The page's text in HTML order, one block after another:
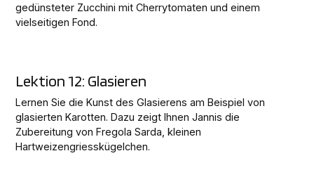
gedünsteter Zucchini mit Cherrytomaten und einem
vielseitigen Fond.
Lektion 12: Glasieren
Lernen Sie die Kunst des Glasierens am Beispiel von
glasierten Karotten. Dazu zeigt Ihnen Jannis die
Zubereitung von Fregola Sarda, kleinen
Hartweizengriesskügelchen.